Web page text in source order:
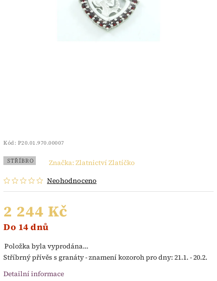
Kód: P20.01.970.00007
STŘÍBRO
Neohodnoceno
Značka: Zlatnictví Zlatíčko
2 244 Kč
Do 14 dnů
Položka byla vyprodána…
Stříbrný přívěs s granáty - znamení kozoroh pro dny: 21.1. - 20.2.
Detailní informace